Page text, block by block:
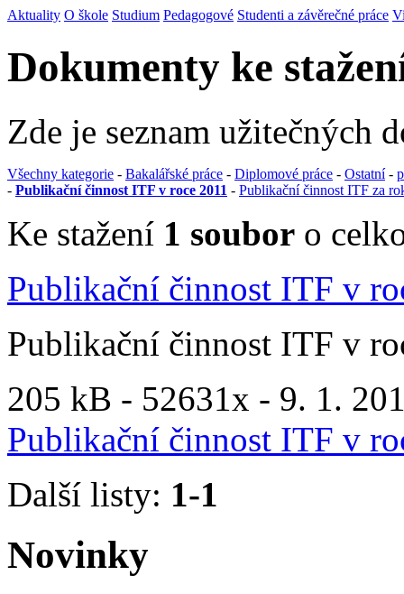
Aktuality O škole Studium Pedagogové Studenti a závěrečné práce
Dokumenty ke
Zde je seznam užitečných
Všechny kategorie - Bakalářské práce - Diplomové práce - Ostatní-
- Publikační činnost ITF v roce 2011 - Publikační činnost ITF za
Ke stažení 1 soubor o
Publikační činnost ITF v
Publikační činnost ITF v
205 kB - 52631x - 9. 1.
Publikační činnost ITF v
Další listy: 1-1
Novinky